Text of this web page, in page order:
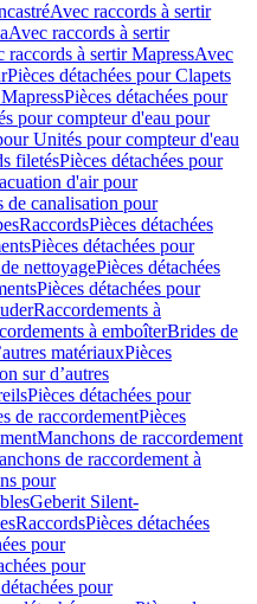
Avec raccords à sertir
Avec raccords à sertir
raccords à sertir MapressAvec
Pièces détachées pour Clapets
Pièces détachées pour
pour compteur d'eau pour
Unités pour compteur d'eau
filetésPièces détachées pour
d'air pour
de canalisation pour
RaccordsPièces détachées
Pièces détachées pour
nettoyagePièces détachées
Pièces détachées pour
Raccordements à
à emboîterBrides de
matériauxPièces
sur d’autres
Pièces détachées pour
de raccordementPièces
Manchons de raccordement
de raccordement à
pour
Geberit Silent-
RaccordsPièces détachées
pour
pour
pour